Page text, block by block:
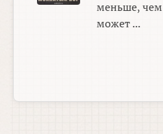
меньше, чем
может ...